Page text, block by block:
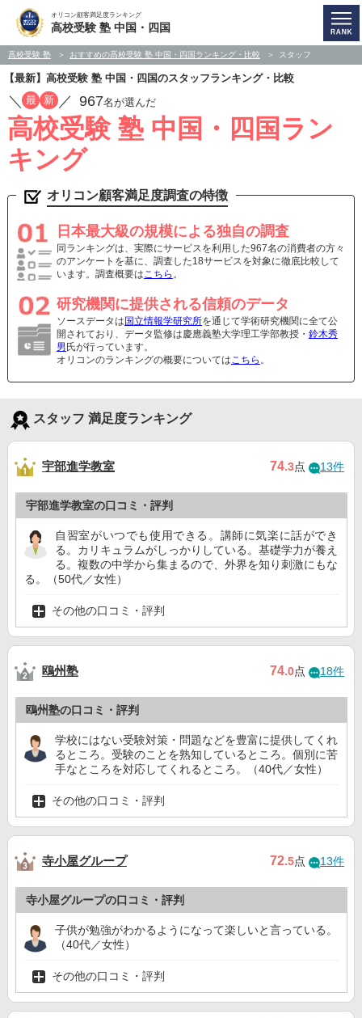
オリコン顧客満足度ランキング
高校受験 塾 中国・四国
高校受験 塾 おすすめの高校受験 塾 中国・四国ランキング・比較 スタッフ
【最新】高校受験 塾 中国・四国のスタッフランキング・比較
／ 最 新 ／ 967名が選んだ
高校受験 塾 中国・四国ラン
キング
オリコン顧客満足度調査の特徴
日本最大級の規模による独自の調査
同ランキングは、実際にサービスを利用した967名の消費者の方々
のアンケートを基に、調査した18サービスを対象に徹底比較して
います。調査概要はこちら 。
研究機関に提供される信頼のデータ
ソースデータは 国立情報学研究所を通じて学術研究機関に全て公
開されており、データ監修は慶應義塾大学理工学部教授・ 鈴木秀
男 氏が行っています。
オリコンのランキングの概要についてはこちら 。
スタッフ 満足度ランキング
宇部進学教室 74.3点 13件
宇部進学教室の口コミ・評判
自習室がいつでも使用できる。講師に気楽に話ができ
る。カリキュラムがしっかりしている。基礎学力が養え
る。複数の中学から集まるので、外界を知り刺激にもな
る。（50代／女性）
その他の口コミ・評判
鴎州塾 74.0点 18件
鴎州塾の口コミ・評判
学校にはない受験対策・問題などを豊富に提供してくれ
るところ。受験のことを熟知しているところ。個別に苦
手なところを対応してくれるところ。（40代／女性）
その他の口コミ・評判
寺小屋グループ 72.5点 13件
寺小屋グループの口コミ・評判
子供が勉強がわかるようになって楽しいと言っている。
（40代／女性）
その他の口コミ・評判